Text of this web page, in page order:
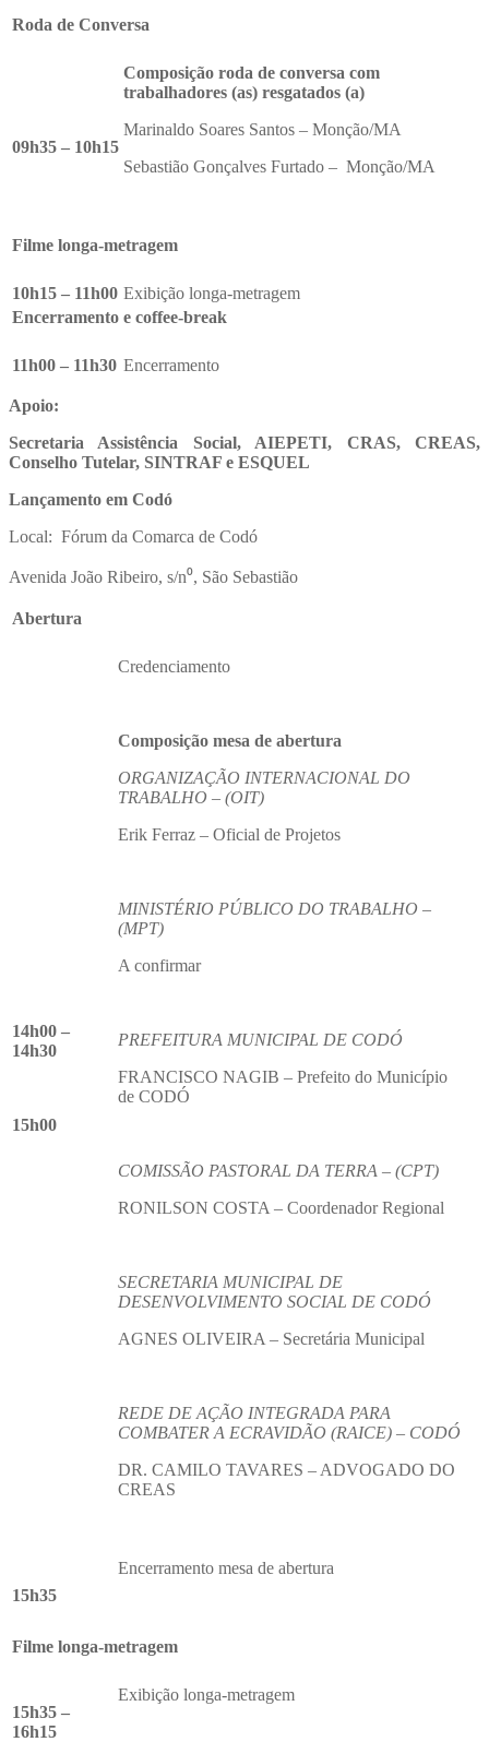
Roda de Conversa
09h35 – 10h15
Composição roda de conversa com
trabalhadores (as) resgatados (a)
Marinaldo Soares Santos – Monção/MA
Sebastião Gonçalves Furtado – Monção/MA
Filme longa-metragem
10h15 – 11h00 Exibição longa-metragem
Encerramento e coffee-break
11h00 – 11h30 Encerramento
Apoio:
Secretaria Assistência Social, AIEPETI, CRAS, CREAS,
Conselho Tutelar, SINTRAF e ESQUEL
Lançamento em Codó
Local: Fórum da Comarca de Codó
Avenida João Ribeiro, s/n⁰, São Sebastião
Abertura
14h00 –
14h30
15h00
Credenciamento
Composição mesa de abertura
ORGANIZAÇÃO INTERNACIONAL DO
TRABALHO – (OIT)
Erik Ferraz – Oficial de Projetos
MINISTÉRIO PÚBLICO DO TRABALHO –
(MPT)
A confirmar
PREFEITURA MUNICIPAL DE CODÓ
FRANCISCO NAGIB – Prefeito do Município
de CODÓ
COMISSÃO PASTORAL DA TERRA – (CPT)
RONILSON COSTA – Coordenador Regional
SECRETARIA MUNICIPAL DE
DESENVOLVIMENTO SOCIAL DE CODÓ
AGNES OLIVEIRA – Secretária Municipal
REDE DE AÇÃO INTEGRADA PARA
COMBATER A ECRAVIDÃO (RAICE) – CODÓ
DR. CAMILO TAVARES – ADVOGADO DO
CREAS
15h35
Encerramento mesa de abertura
Filme longa-metragem
15h35 –
16h15
Exibição longa-metragem